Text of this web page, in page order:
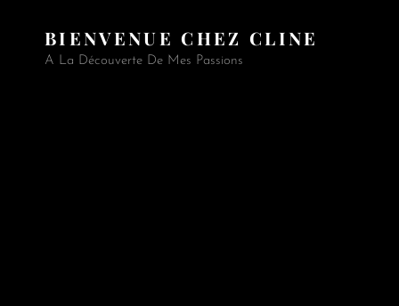
BIENVENUE CHEZ CLINE
A La Découverte De Mes Passions